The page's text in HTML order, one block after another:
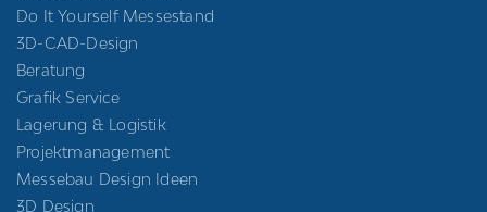
Do It Yourself Messestand
3D-CAD-Design
Beratung
Grafik Service
Lagerung & Logistik
Projektmanagement
Messebau Design Ideen
3D Design